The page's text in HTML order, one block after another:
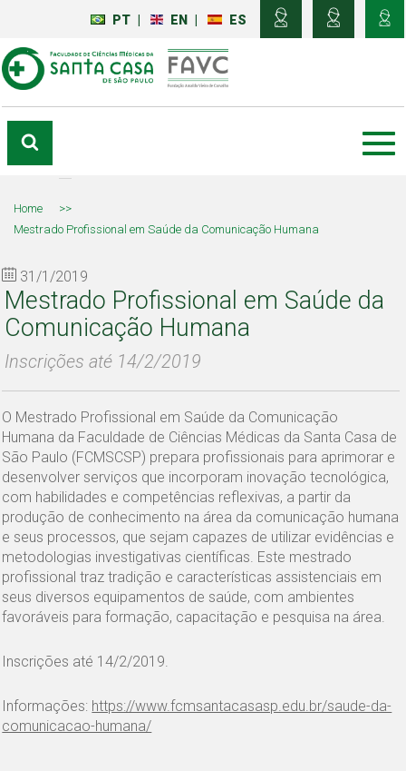
PT EN ES
Home
>>
Mestrado Profissional em Saúde da Comunicação Humana
31/1/2019
Mestrado Profissional em Saúde da
Comunicação Humana
Inscrições até 14/2/2019
O Mestrado Profissional em Saúde da Comunicação
Humana da Faculdade de Ciências Médicas da Santa Casa de
São Paulo (FCMSCSP) prepara profissionais para aprimorar e
desenvolver serviços que incorporam inovação tecnológica,
com habilidades e competências reflexivas, a partir da
produção de conhecimento na área da comunicação humana
e seus processos, que sejam capazes de utilizar evidências e
metodologias investigativas científicas. Este mestrado
profissional traz tradição e características assistenciais em
seus diversos equipamentos de saúde, com ambientes
favoráveis para formação, capacitação e pesquisa na área.
Inscrições até 14/2/2019.
Informações: https://www.fcmsantacasasp.edu.br/saude-da-
comunicacao-humana/